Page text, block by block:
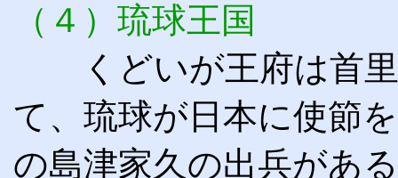
（４）琉球王国
くどいが王府は首里
て、琉球が日本に使節
の島津家久の出兵があ